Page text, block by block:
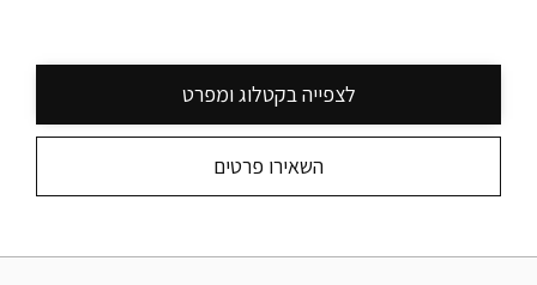
לצפייה בקטלוג ומפרט
השאירו פרטים